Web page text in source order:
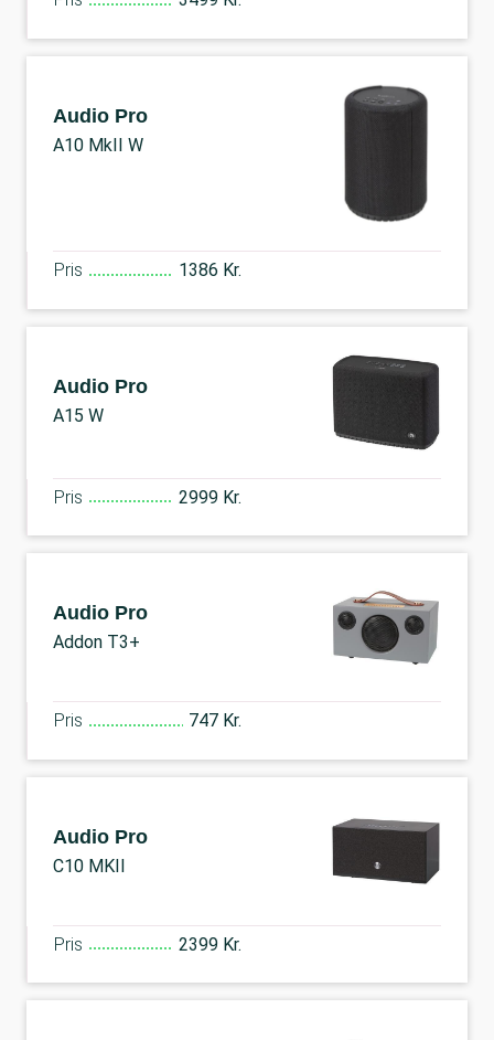
Audio Pro
A10 MkII W
Pris 1386 Kr.
Audio Pro
A15 W
Pris 2999 Kr.
Audio Pro
Addon T3+
Pris 747 Kr.
Audio Pro
C10 MKII
Pris 2399 Kr.